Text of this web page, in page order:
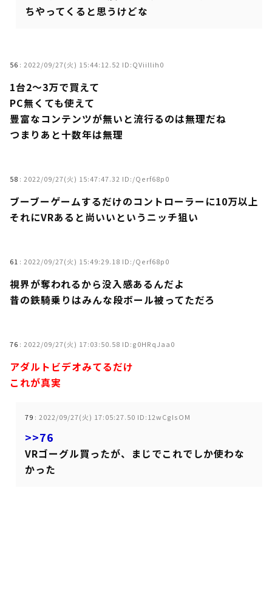
ちやってくると思うけどな
56 : 2022/09/27(火) 15:44:12.52 ID:QViillih0
1台2～3万で買えて
PC無くても使えて
豊富なコンテンツが無いと流行るのは無理だね
つまりあと十数年は無理
58 : 2022/09/27(火) 15:47:47.32 ID:/Qerf68p0
ブーブーゲームするだけのコントローラーに10万以上
それにVRあると尚いいというニッチ狙い
61 : 2022/09/27(火) 15:49:29.18 ID:/Qerf68p0
視界が奪われるから没入感あるんだよ
昔の鉄騎乗りはみんな段ボール被ってただろ
76 : 2022/09/27(火) 17:03:50.58 ID:g0HRqJaa0
アダルトビデオみてるだけ
これが真実
79 : 2022/09/27(火) 17:05:27.50 ID:12wCgIsOM
>>76
VRゴーグル買ったが、まじでこれでしか使わな
かった